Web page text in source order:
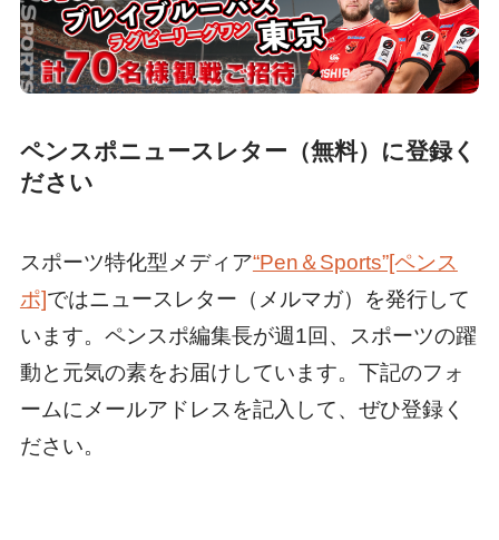
ペンスポニュースレター（無料）に登録く
ださい
スポーツ特化型メディア“Pen＆Sports”[ペンス
ポ]ではニュースレター（メルマガ）を発行して
います。ペンスポ編集長が週1回、スポーツの躍
動と元気の素をお届けしています。下記のフォ
ームにメールアドレスを記入して、ぜひ登録く
ださい。